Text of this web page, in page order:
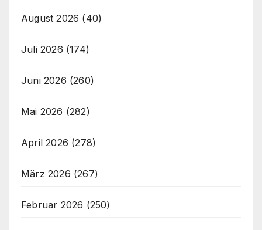
August 2026 (40)
Juli 2026 (174)
Juni 2026 (260)
Mai 2026 (282)
April 2026 (278)
März 2026 (267)
Februar 2026 (250)